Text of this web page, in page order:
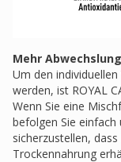
Mehr
Um den
werden, ist ROYAL
Wenn Sie eine
befolgen Sie
sicherzustellen,
Trockennahrung